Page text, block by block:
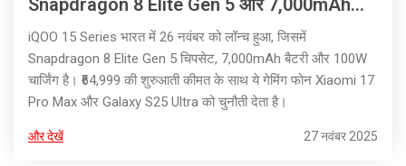
Snapdragon 8 Elite Gen 5 और 7,000mAh
बैटरी के साथ
iQOO 15 Series भारत में 26 नवंबर को लॉन्च हुआ, जिसमें
Snapdragon 8 Elite Gen 5 चिपसेट, 7,000mAh बैटरी और 100W
चार्जिंग है। ₹64,999 की शुरुआती कीमत के साथ ये गेमिंग फोन Xiaomi 17
Pro Max और Galaxy S25 Ultra को चुनौती देता है।
और देखें 27 नवंबर 2025